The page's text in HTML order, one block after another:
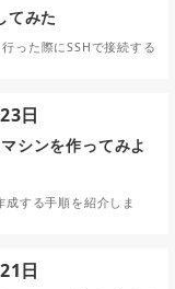
てみた
った際にSSHで接続する
シンを作ってみよ
する手順を紹介しま
日
日